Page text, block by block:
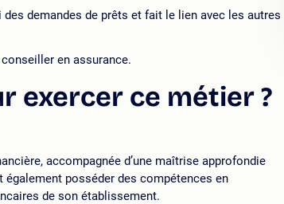
demandes de prêts et fait le lien avec les autres
en assurance.
exercer ce métier ?
accompagnée d’une maîtrise approfondie
posséder des compétences en
de son établissement.